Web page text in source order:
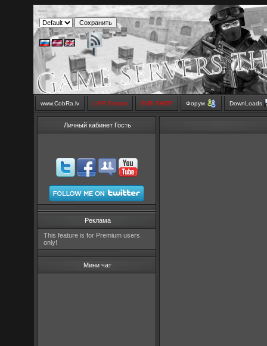
www.CobRa.lv LIVE Stream SMS SHOP Форум DownLoads
Личный кабинет Гость
Реклама
This feature is for Premium users
only!
Мини чат